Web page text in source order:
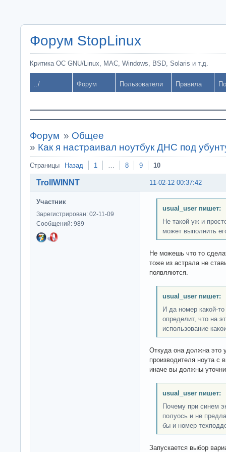
Форум StopLinux
Критика ОС GNU/Linux, MAC, Windows, BSD, Solaris и т.д.
../ Форум Пользователи Правила
Форум » Общее
» Как я настраивал ноутбук ДНС под
Страницы Назад 1 … 8 9 10
11-02-12 00:37:42
TrollWINNT
Участник
Зарегистрирован: 02-11-09
Сообщений: 989
usual_user пишет:
Не такой уж и
может выполнить
Не можешь что то
тоже из астрала не
появляются.
usual_user пишет:
И да номер какой-
определит, что на
использование
Откуда она должна это
производителя ноута с
иначе вы должны
usual_user пишет:
Почему при синем
полуось и не
бы и номер
Запускается выбор